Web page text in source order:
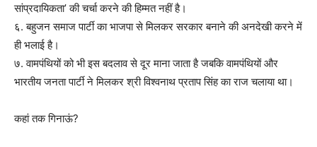
सांप्रदायिकता’ की चर्चा करने की हिम्मत नहीं है।
६. बहुजन समाज पार्टी का भाजपा से मिलकर सरकार बनाने की अनदेखी करने में
ही भलाई है।
७. वामपंथियों को भी इस बदलाव से दूर माना जाता है जबकि वामपंथियों और
भारतीय जनता पार्टी ने मिलकर श्री विश्वनाथ प्रताप सिंह का राज चलाया था।
कहां तक गिनाऊं?